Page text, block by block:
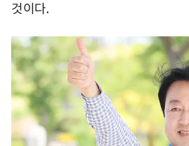
것이다.